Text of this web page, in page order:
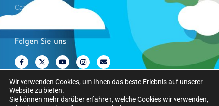
Cansat
Folgen Sie uns
Wir verwenden Cookies, um Ihnen das beste Erlebnis auf unserer
Website zu bieten.
Sie können mehr darüber erfahren, welche Cookies wir verwenden,